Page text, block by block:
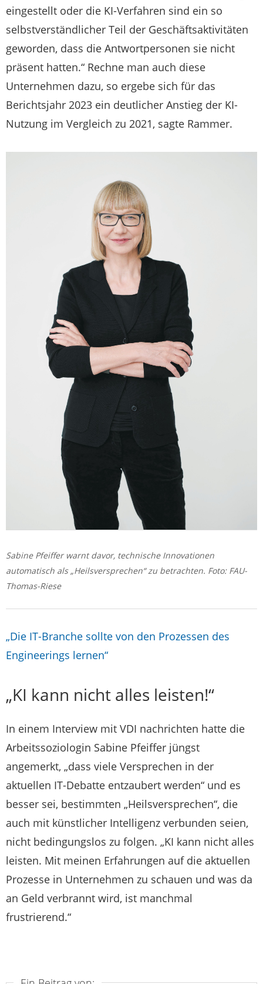
eingestellt oder die KI-Verfahren sind ein so
selbstverständlicher Teil der Geschäftsaktivitäten
geworden, dass die Antwortpersonen sie nicht
präsent hatten.“ Rechne man auch diese
Unternehmen dazu, so ergebe sich für das
Berichtsjahr 2023 ein deutlicher Anstieg der KI-
Nutzung im Vergleich zu 2021, sagte Rammer.
Sabine Pfeiffer warnt davor, technische Innovationen
automatisch als „Heilsversprechen“ zu betrachten. Foto: FAU-
Thomas-Riese
„Die IT-Branche sollte von den Prozessen des
Engineerings lernen“
„KI kann nicht alles leisten!“
In einem Interview mit VDI nachrichten hatte die
Arbeitssoziologin Sabine Pfeiffer jüngst
angemerkt, „dass viele Versprechen in der
aktuellen IT-Debatte entzaubert werden“ und es
besser sei, bestimmten „Heilsversprechen“, die
auch mit künstlicher Intelligenz verbunden seien,
nicht bedingungslos zu folgen. „KI kann nicht alles
leisten. Mit meinen Erfahrungen auf die aktuellen
Prozesse in Unternehmen zu schauen und was da
an Geld verbrannt wird, ist manchmal
frustrierend.“